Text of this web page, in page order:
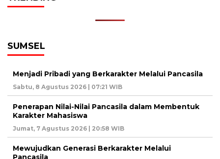
SUMSEL
Menjadi Pribadi yang Berkarakter Melalui Pancasila
Sabtu, 8 Agustus 2026 | 07:21 WIB
Penerapan Nilai-Nilai Pancasila dalam Membentuk
Karakter Mahasiswa
Jumat, 7 Agustus 2026 | 20:58 WIB
Mewujudkan Generasi Berkarakter Melalui
Pancasila